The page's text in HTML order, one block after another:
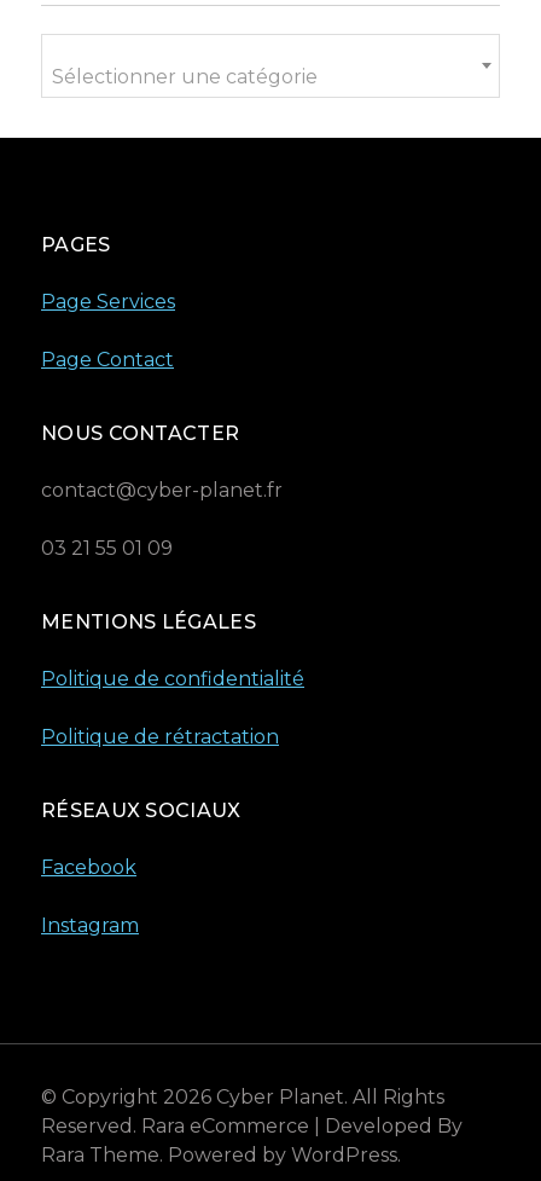
Sélectionner une catégorie
PAGES
Page Services
Page Contact
NOUS CONTACTER
contact@cyber-planet.fr
03 21 55 01 09
MENTIONS LÉGALES
Politique de confidentialité
Politique de rétractation
RÉSEAUX SOCIAUX
Facebook
Instagram
© Copyright 2026 Cyber Planet. All Rights
Reserved. Rara eCommerce | Developed By
Rara Theme. Powered by WordPress.